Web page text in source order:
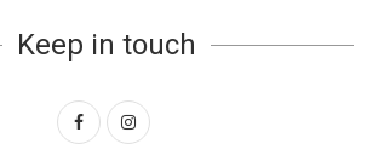
Keep in touch